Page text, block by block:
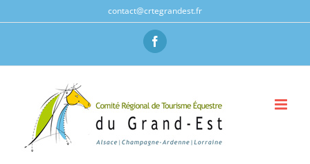
contact@crtegrandest.fr
Facebook